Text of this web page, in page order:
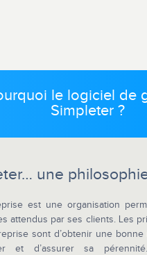
le logiciel de
Simpleter ?
une
est une organisation
attendus par ses clients. Les
sont d’obtenir une
et d’assurer sa